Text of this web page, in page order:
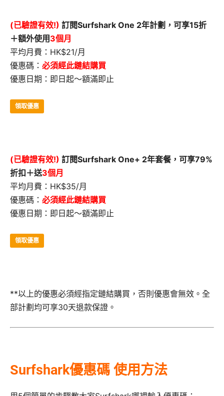
(已驗證有效!) 訂閱Surfshark One 2年計劃，可享15折
＋額外使用 3個月
平均月費：HK$21/月
優惠碼： 必須經此鏈結購買
優惠日期：即日起～額滿即止
領取優惠
(已驗證有效!) 訂閱Surfshark One+ 2年套餐，可享79%
折扣＋送3個月
平均月費：HK$35/月
優惠碼： 必須經此鏈結購買
優惠日期：即日起～額滿即止
領取優惠
**以上的優惠必須經指定鏈結購買，否則優惠會無效。全
部計劃均可享30天退款保證。
Surfshark優惠碼 使用方法